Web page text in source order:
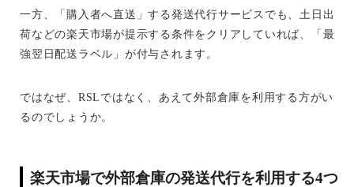
一方、「購入者へ直送」する発送代行サービスでも、土日出
荷などの楽天市場が提示する条件をクリアしていれば、「最
強翌日配送ラベル」が付与されます。
ではなぜ、RSLではなく、あえて外部倉庫を利用する方がい
るのでしょうか。
楽天市場で外部倉庫の発送代行を利用する4つ